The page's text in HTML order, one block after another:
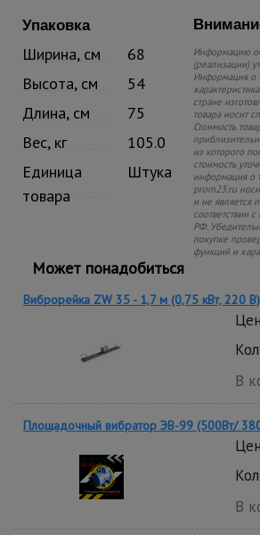
Упаковка
Ширина, см
68
Высота, см
54
Длина, см
75
Вес, кг
105.0
Единица
товара
Штука
Информацию
(реализации)
Информация о
стране
товара носит
Стоимость
из которого
стоимость
информация о
prom23.ru
и не является
соответствии
РФ.
покупке
функций и
Может понадобиться
Виброрейка ZW 35 - 1,7 м (0,75 кВт, 220 В)
В
Площадочный вибратор ЭВ-99 (500Вт/
В